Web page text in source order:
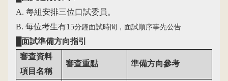
A. 每組安排三位口試委員 。
B. 每位考生有15分鐘面試時間，面試順序事先公告
█面試準備方向指引
審查資料
項目名稱
審查重點 準備方向參考